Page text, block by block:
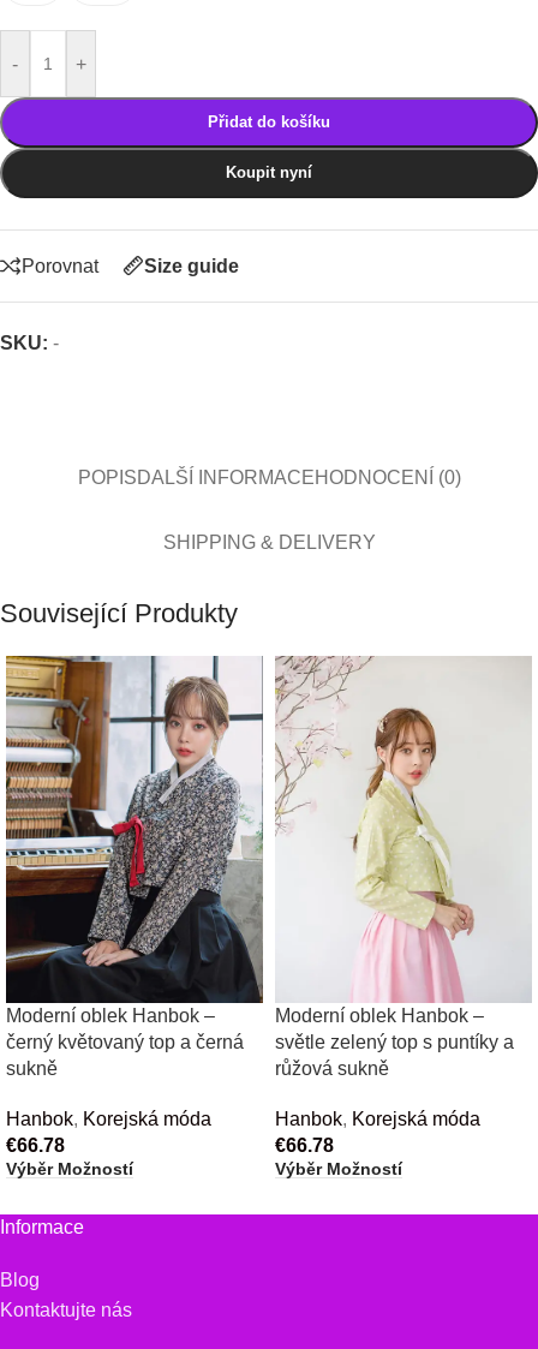
- +
Přidat do košíku
Koupit nyní
Porovnat Size guide
SKU: -
POPISDALŠÍ INFORMACEHODNOCENÍ (0)
SHIPPING & DELIVERY
Související Produkty
Moderní oblek Hanbok –
černý květovaný top a černá
sukně
Hanbok, Korejská móda
€66.78
Výběr Možností
Moderní oblek Hanbok –
světle zelený top s puntíky a
růžová sukně
Hanbok, Korejská móda
€66.78
Výběr Možností
Informace
Blog
Kontaktujte nás